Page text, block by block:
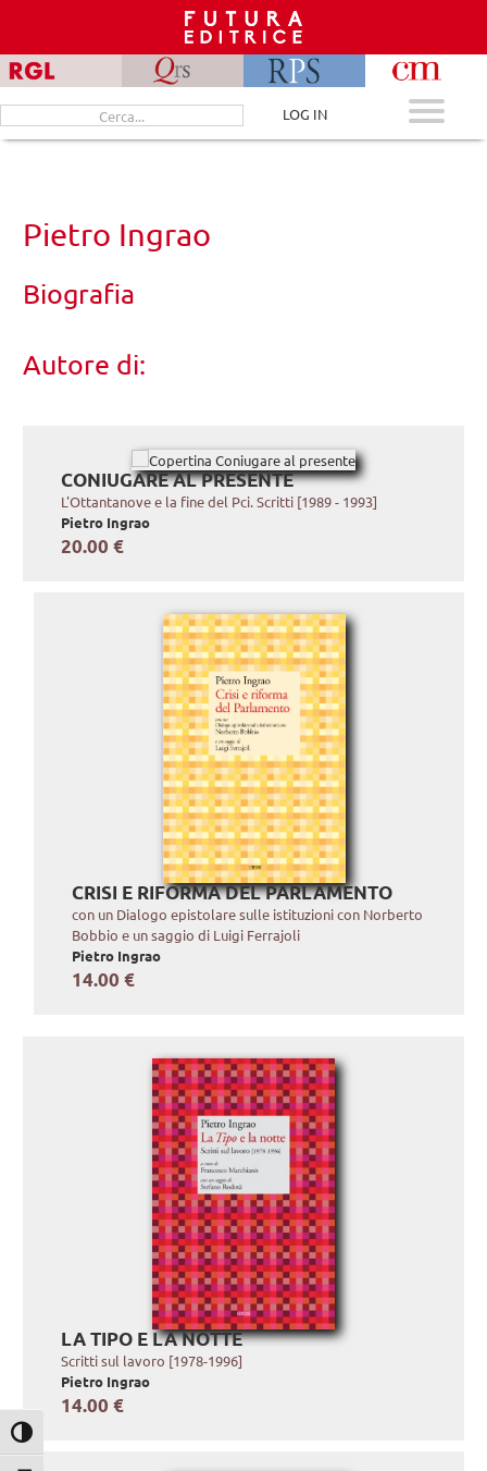
Attiva/disattiva alto contrasto
content
Cerca
per:
LOG IN
Pietro Ingrao
Biografia
Autore di:
CONIUGARE AL PRESENTE
L'Ottantanove e la fine del Pci. Scritti [1989 - 1993]
Pietro Ingrao
20.00 €
CRISI E RIFORMA DEL PARLAMENTO
con un Dialogo epistolare sulle istituzioni con Norberto
Bobbio e un saggio di Luigi Ferrajoli
Pietro Ingrao
14.00 €
LA TIPO E LA NOTTE
Scritti sul lavoro [1978-1996]
Pietro Ingrao
14.00 €